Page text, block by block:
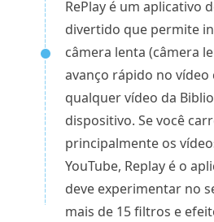
RePlay é um aplicativo
divertido que permite
câmera lenta (câmera
avanço rápido no
qualquer vídeo da
dispositivo. Se você
principalmente os
YouTube, Replay é o
deve experimentar no
mais de 15 filtros e